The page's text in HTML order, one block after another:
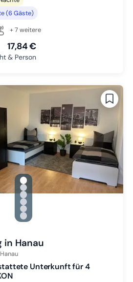
(6 Gäste)
+ 7 weitere
17,84 €
& Person
gallery.slide_selector
Zu Slide 1 wechseln
Zu Slide 2 wechseln
Zu Slide 3 wechseln
Zu Slide 4 wechseln
Zu Slide 5 wechseln
Zu Slide 6 wechseln
in Hanau
Hanau
Unterkunft für 4